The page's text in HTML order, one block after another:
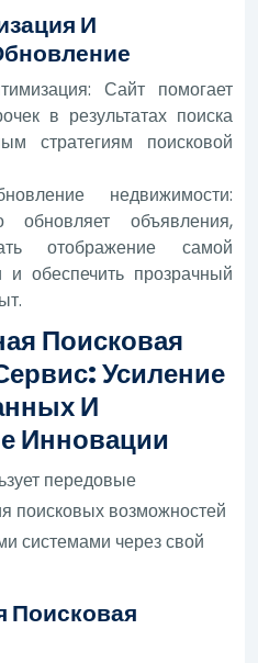
И
Сайт помогает
в результатах поиска
стратегиям поисковой
недвижимости:
обновляет объявления,
отображение самой
обеспечить прозрачный
Поисковая
Усиление
И
Инновации
передовые
поисковых возможностей
системами через свой
Поисковая